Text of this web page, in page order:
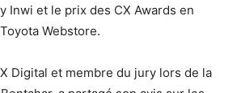
Inwi et le prix des CX Awards en
Webstore.
Digital et membre du jury lors de la